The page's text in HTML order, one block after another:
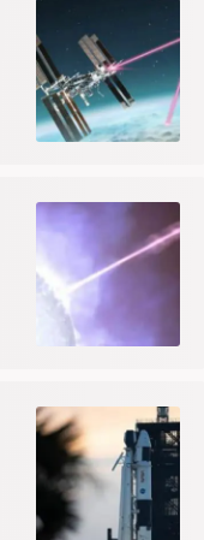
meslek hayatına
devam ediyor.